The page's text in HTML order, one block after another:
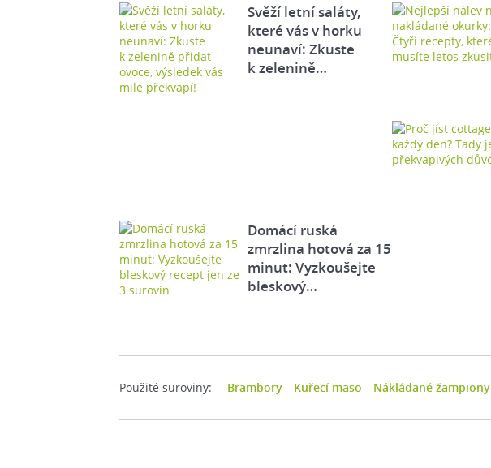
Svěží letní saláty,
které vás v horku
neunaví: Zkuste
k zelenině…
Domácí ruská
zmrzlina hotová za 15
minut: Vyzkoušejte
bleskový…
Použité suroviny: Brambory Kuřecí maso Nákládané žampiony